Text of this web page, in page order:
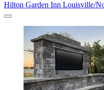
Hilton Garden Inn Louisville/